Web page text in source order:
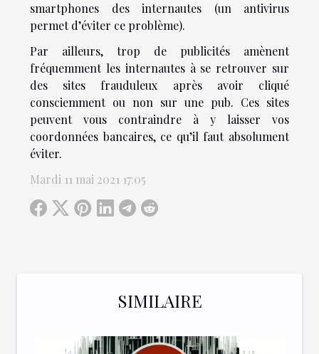
smartphones des internautes (un antivirus
permet d’éviter ce problème).
Par ailleurs, trop de publicités amènent
fréquemment les internautes à se retrouver sur
des sites frauduleux après avoir cliqué
consciemment ou non sur une pub. Ces sites
peuvent vous contraindre à y laisser vos
coordonnées bancaires, ce qu’il faut absolument
éviter.
Mardi 11 mai 2021 17:05
SIMILAIRE